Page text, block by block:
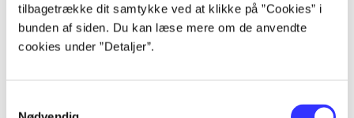
tilbagetrække dit samtykke ved at klikke på ”Cookies” i
bunden af siden. Du kan læse mere om de anvendte
cookies under ”Detaljer”.
lorem ipsum dolor sit amet ...
lorem ipsum dolor sit amet ...
lorem ipsum dolor sit amet ...
lorem ipsum dolor sit amet ...